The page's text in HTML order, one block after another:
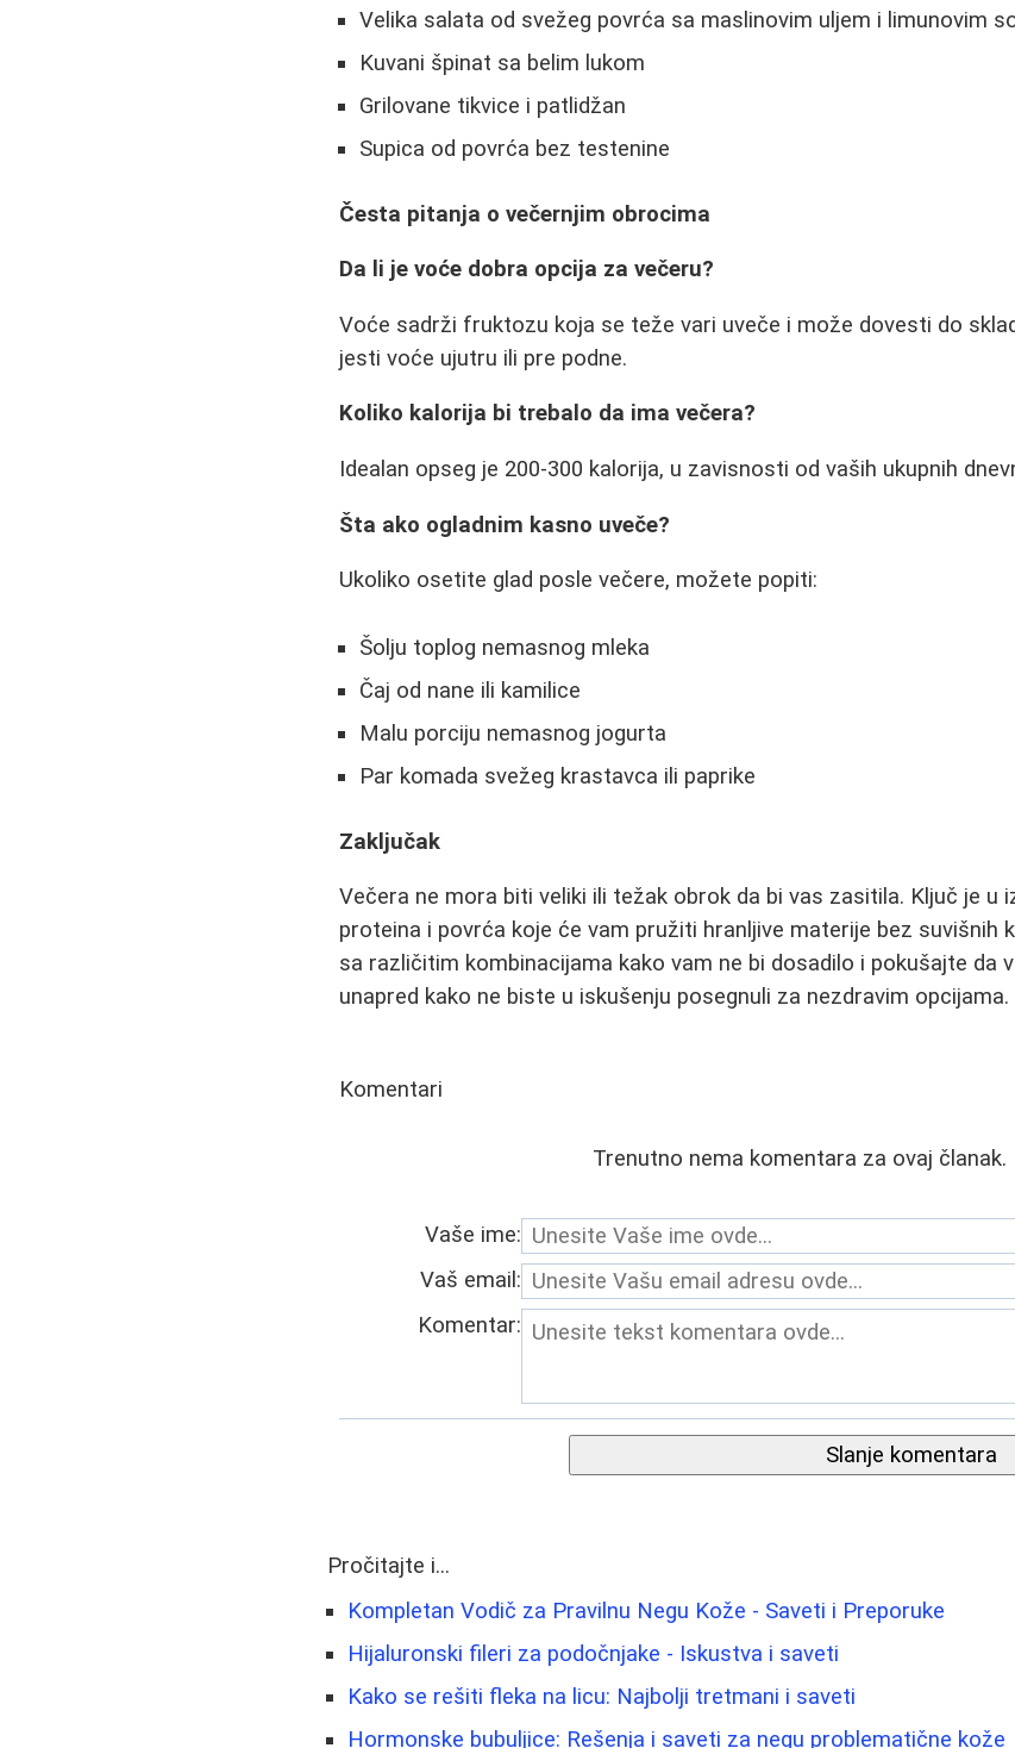
Velika salata od svežeg povrća sa maslinovim uljem i limunovim
Kuvani špinat sa belim lukom
Grilovane tikvice i patlidžan
Supica od povrća bez testenine
Česta pitanja o večernjim obrocima
Da li je voće dobra opcija za večeru?
Voće sadrži fruktozu koja se teže vari uveče i može dovesti do
jesti voće ujutru ili pre podne.
Koliko kalorija bi trebalo da ima večera?
Idealan opseg je 200-300 kalorija, u zavisnosti od vaših ukupnih
Šta ako ogladnim kasno uveče?
Ukoliko osetite glad posle večere, možete popiti:
Šolju toplog nemasnog mleka
Čaj od nane ili kamilice
Malu porciju nemasnog jogurta
Par komada svežeg krastavca ili paprike
Zaključak
Večera ne mora biti veliki ili težak obrok da bi vas zasitila. Ključ je u
proteina i povrća koje će vam pružiti hranljive materije bez suvišnih
sa različitim kombinacijama kako vam ne bi dosadilo i pokušajte da
unapred kako ne biste u iskušenju posegnuli za nezdravim opcijama.
Komentari
Trenutno nema komentara za ovaj članak.
Vaše ime:
Vaš email:
Komentar:
Slanje komentara
Pročitajte i...
Kompletan Vodič za Pravilnu Negu Kože - Saveti i Preporuke
Hijaluronski fileri za podočnjake - Iskustva i saveti
Kako se rešiti fleka na licu: Najbolji tretmani i saveti
Hormonske bubuljice: Rešenja i saveti za negu problematične kože